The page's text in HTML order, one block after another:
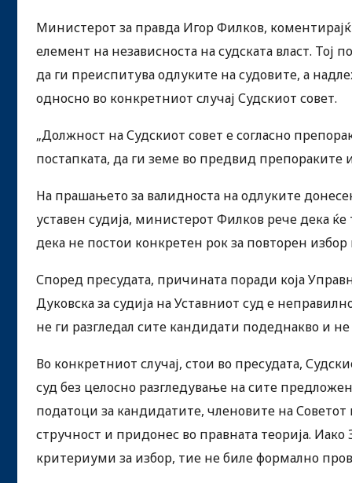
Министерот за правда Игор Филков,
елемент на независноста на судската власт.
да ги преиспитува одлуките на судовите, а
односно во конкретниот случај Судскиот совет.
„Должност на Судскиот совет е согласно
постапката, да ги земе во предвид препораките
На прашањето за валидноста на одлуките
уставен судија, министерот Филков рече дека
дека не постои конкретен рок за повторен избор
Според пресудата, причината поради која
Дуковска за судија на Уставниот суд е
не ги разгледал сите кандидати подеднакво и
Во конкретниот случај, стои во пресудата,
суд без целосно разгледување на сите
податоци за кандидатите, членовите на
стручност и придонес во правната теорија.
критериуми за избор, тие не биле формално